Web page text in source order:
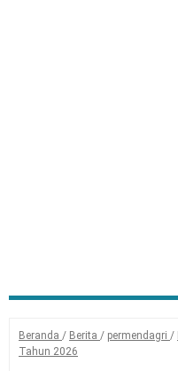
Beranda / Berita / permendagri /
Tahun 2026